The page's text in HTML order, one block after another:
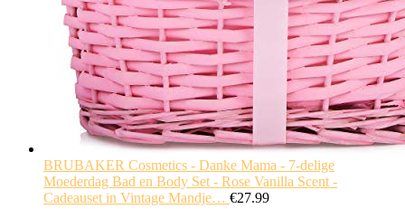
BRUBAKER Cosmetics - Danke Mama - 7-delige
Moederdag Bad en Body Set - Rose Vanilla Scent -
Cadeauset in Vintage Mandje… €27.99